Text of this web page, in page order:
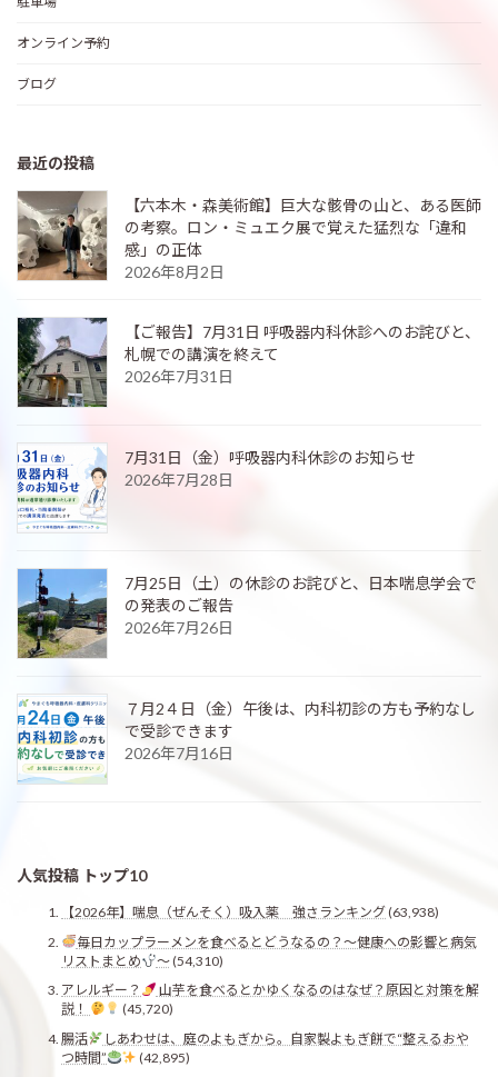
オンライン予約
ブログ
最近の投稿
【六本木・森美術館】巨大な骸骨の山と、ある医師
の考察。ロン・ミュエク展で覚えた猛烈な「違和
感」の正体
2026年8月2日
【ご報告】7月31日 呼吸器内科休診へのお詫びと、
札幌での講演を終えて
2026年7月31日
7月31日（金）呼吸器内科休診のお知らせ
2026年7月28日
7月25日（土）の休診のお詫びと、日本喘息学会で
の発表のご報告
2026年7月26日
７月2４日（金）午後は、内科初診の方も予約なし
で受診できます
2026年7月16日
人気投稿 トップ10
【2026年】喘息（ぜんそく）吸入薬 強さランキング(63,938)
毎日カップラーメンを食べるとどうなるの？〜健康への影響と病気
リストまとめ
〜(54,310)
アレルギー？
山芋を食べるとかゆくなるのはなぜ？原因と対策を解
説！
(45,720)
腸活
しあわせは、庭のよもぎから。自家製よもぎ餅で“整えるおや
つ時間”
(42,895)